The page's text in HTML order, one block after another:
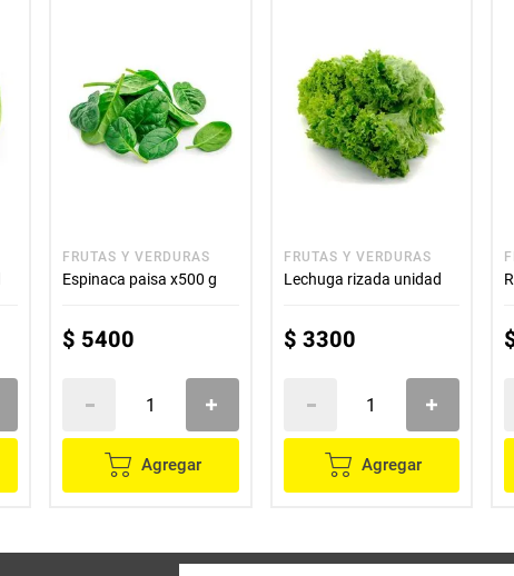
FRUTAS Y VERDURAS
Espinaca paisa x500 g
$ 5400
Agregar
FRUTAS Y VERDURAS
Lechuga rizada unidad
$ 3300
Agregar